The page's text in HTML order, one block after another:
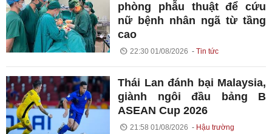
phòng phẫu thuật để cứu
nữ bệnh nhân ngã từ tầng
cao
22:30 01/08/2026 Tin tức
Thái Lan đánh bại Malaysia,
giành ngôi đầu bảng B
ASEAN Cup 2026
21:58 01/08/2026 Hậu trường